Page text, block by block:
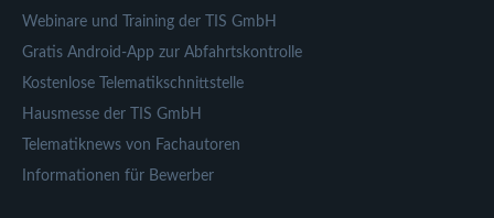
Webinare und Training der TIS GmbH
Gratis Android-App zur Abfahrtskontrolle
Kostenlose Telematikschnittstelle
Hausmesse der TIS GmbH
Telematiknews von Fachautoren
Informationen für Bewerber